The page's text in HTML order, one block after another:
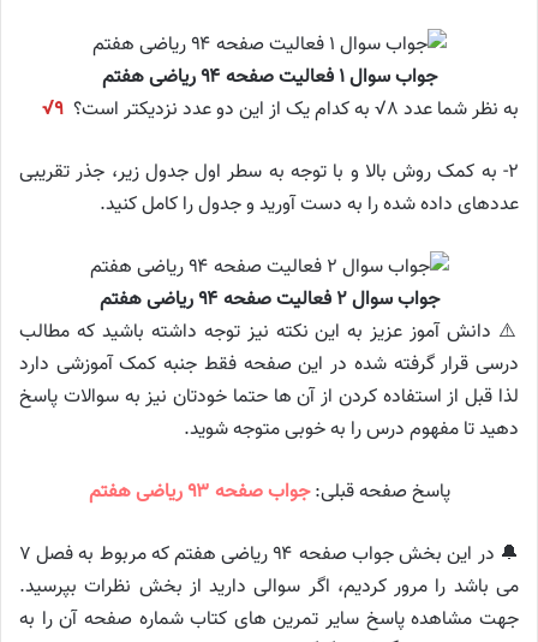
جواب سوال ۱ فعالیت صفحه ۹۴ ریاضی هفتم
به نظر شما عدد ۸√ به کدام یک از این دو عدد نزدیکتر است؟
۹√
۲- به کمک روش بالا و با توجه به سطر اول جدول زیر، جذر تقریبی
عددهای داده شده را به دست آورید و جدول را کامل کنید.
جواب سوال ۲ فعالیت صفحه ۹۴ ریاضی هفتم
⚠️ دانش آموز عزیز به این نکته نیز توجه داشته باشید که مطالب
درسی قرار گرفته شده در این صفحه فقط جنبه کمک آموزشی دارد
لذا قبل از استفاده کردن از آن ها حتما خودتان نیز به سوالات پاسخ
دهید تا مفهوم درس را به خوبی متوجه شوید.
پاسخ صفحه قبلی:جواب صفحه ۹۳ ریاضی هفتم
🔔 در این بخش جواب صفحه ۹۴ ریاضی هفتم که مربوط به فصل ۷
می باشد را مرور کردیم، اگر سوالی دارید از بخش نظرات بپرسید.
جهت مشاهده پاسخ سایر تمرین های کتاب شماره صفحه آن را به